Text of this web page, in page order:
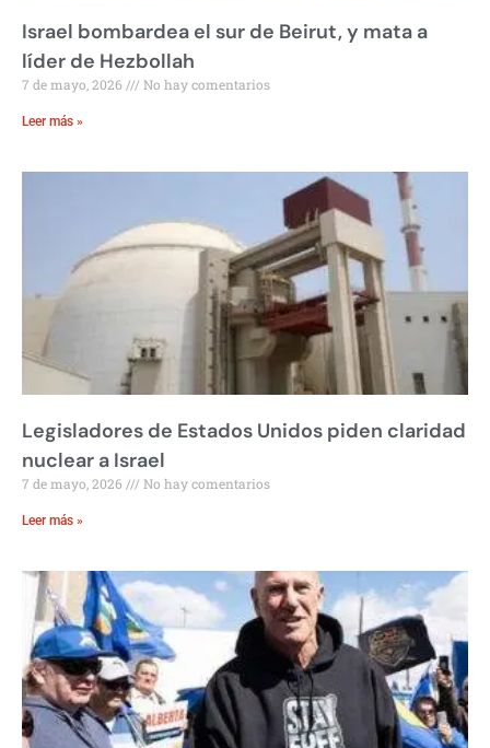
Israel bombardea el sur de Beirut, y mata a
líder de Hezbollah
7 de mayo, 2026 No hay comentarios
Leer más »
Legisladores de Estados Unidos piden claridad
nuclear a Israel
7 de mayo, 2026 No hay comentarios
Leer más »